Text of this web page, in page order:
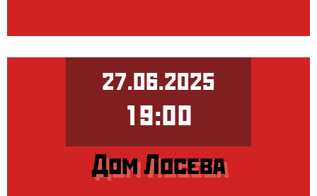
27.06.2025
19:00
Дом Лосева